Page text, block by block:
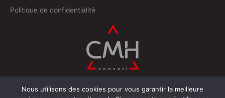
Politique de confidentialité
© 2026 Conçu par Projectil-Sogepress à Tours
Nous utilisons des cookies pour vous garantir la meilleure